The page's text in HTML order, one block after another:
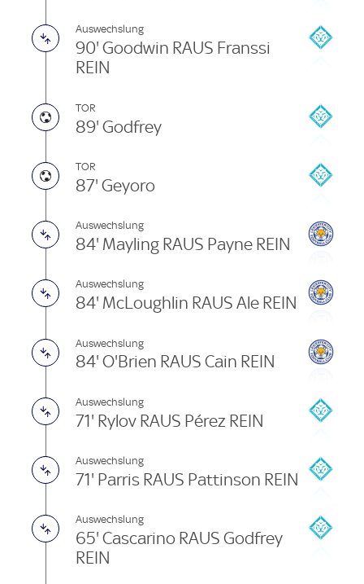
Auswechslung
90' Goodwin RAUS Franssi
REIN
TOR
89' Godfrey
TOR
87' Geyoro
Auswechslung
84' Mayling RAUS Payne REIN
Auswechslung
84' McLoughlin RAUS Ale REIN
Auswechslung
84' O'Brien RAUS Cain REIN
Auswechslung
71' Rylov RAUS Pérez REIN
Auswechslung
71' Parris RAUS Pattinson REIN
Auswechslung
65' Cascarino RAUS Godfrey
REIN